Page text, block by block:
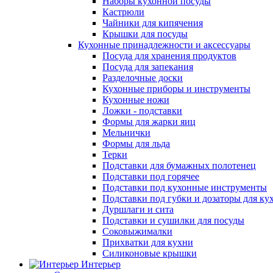
Кастрюли
Чайники для кипячения
Крышки для посуды
Кухонные принадлежности и аксессуары
Посуда для хранения продуктов
Посуда для запекания
Разделочные доски
Кухонные приборы и инструменты
Кухонные ножи
Ложки - подставки
Формы для жарки яиц
Мельнички
Формы для льда
Терки
Подставки для бумажных полотенец
Подставки под горячее
Подставки под кухонные инструменты
Подставки под губки и дозаторы для
Дуршлаги и сита
Подставки и сушилки для посуды
Соковыжималки
Прихватки для кухни
Силиконовые крышки
Интерьер